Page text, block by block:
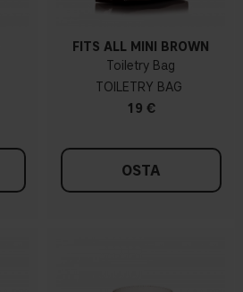
FITS ALL MINI BROWN
Toiletry Bag
TOILETRY BAG
19 €
OSTA